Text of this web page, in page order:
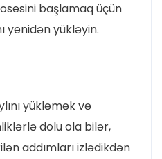
başlamaq üçün
yenidən yükləyin.
yükləmək və
dolu ola bilər,
addımları izlədikdən